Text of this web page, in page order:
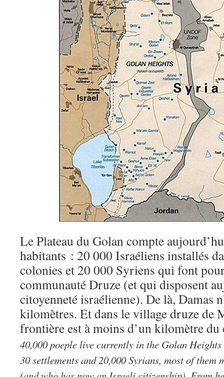
Le Plateau du Golan compte
habitants : 20 000 Israéliens installés
colonies et 20 000 Syriens qui font
communauté Druze (et qui disposent
citoyenneté israélienne). De là, Damas
kilomètres. Et dans le village druze de
frontière est à moins d’un kilomètre
40,000 poeple live currently in the Golan
30 settlements and 20,000 Syrians, most of them